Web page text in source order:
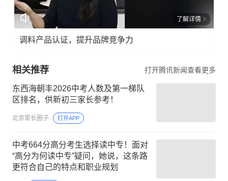
了解详情
调料产品认证，提升品牌竞争力
相关推荐 打开腾讯新闻查看更多
东西海朝丰2026中考人数及第一梯队
区排名，供新初三家长参考！
北京家长圈子 打开APP
中考664分高分考生选择读中专！面对
“高分为何读中专”疑问，她说，这条路
更符合自己的特点和职业规划